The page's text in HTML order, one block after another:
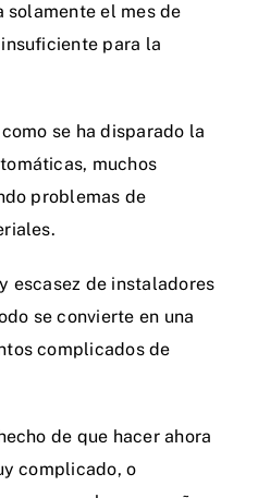
solamente el mes de
para la
se ha disparado la
muchos
problemas de
escasez de instaladores
se convierte en una
complicados de
de que hacer ahora
complicado, o